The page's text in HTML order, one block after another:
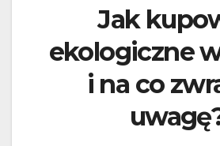
Jak
ekologiczne
i na co